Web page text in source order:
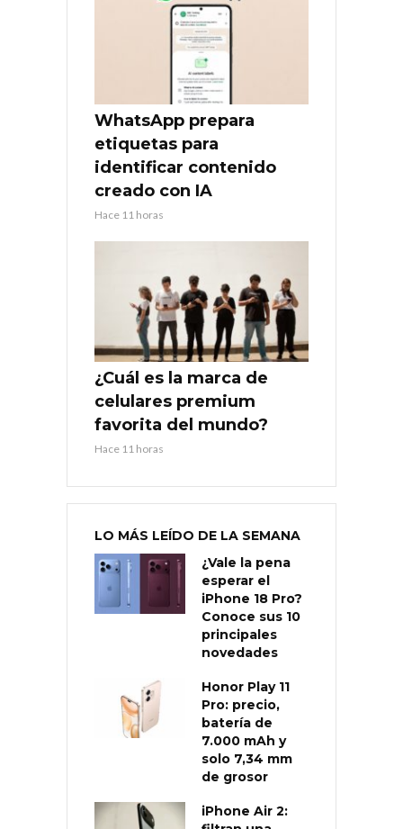
WhatsApp prepara
etiquetas para
identificar contenido
creado con IA
Hace 11 horas
¿Cuál es la marca de
celulares premium
favorita del mundo?
Hace 11 horas
LO MÁS LEÍDO DE LA SEMANA
¿Vale la pena
esperar el
iPhone 18 Pro?
Conoce sus 10
principales
novedades
Honor Play 11
Pro: precio,
batería de
7.000 mAh y
solo 7,34 mm
de grosor
iPhone Air 2: